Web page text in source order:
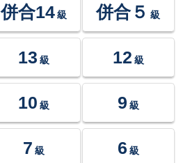
併合14 級 併合５ 級
13 級 12 級
10 級 9 級
7 級 6 級